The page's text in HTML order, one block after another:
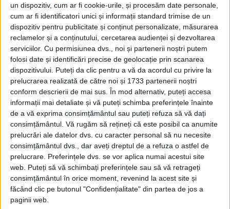
un dispozitiv, cum ar fi cookie-urile, și procesăm date personale,
cum ar fi identificatori unici și informații standard trimise de un
dispozitiv pentru publicitate și conținut personalizate, măsurarea
reclamelor și a conținutului, cercetarea audienței și dezvoltarea
serviciilor. Cu permisiunea dvs., noi și partenerii noștri putem
folosi date și identificări precise de geolocație prin scanarea
dispozitivului. Puteți da clic pentru a vă da acordul cu privire la
prelucrarea realizată de către noi și 1733 partenerii noștri
conform descrierii de mai sus. În mod alternativ, puteți accesa
informații mai detaliate și vă puteți schimba preferințele înainte
de a vă exprima consimțământul sau puteți refuza să vă dați
consimțământul. Vă rugăm să rețineți că este posibil ca anumite
prelucrări ale datelor dvs. cu caracter personal să nu necesite
consimțământul dvs., dar aveți dreptul de a refuza o astfel de
prelucrare. Preferințele dvs. se vor aplica numai acestui site
web. Puteți să vă schimbați preferințele sau să vă retrageți
consimțământul în orice moment, revenind la acest site și
făcând clic pe butonul "Confidențialitate" din partea de jos a
paginii web.
știe limba germană sau celălalt cea
maghiară, conversația începe în valahă.
Cu valahul oricum nu poți altfel sta de
vorbă, căci de obicei el nu vorbește decât
în graiul lui.
E explicabil: ca să înveți limba maghiară
sau cea germană, ai nevoie de cursuri
școlare; limba valahă o înveți singur, pe
stradă, în contactul zilnic cu oamenii.